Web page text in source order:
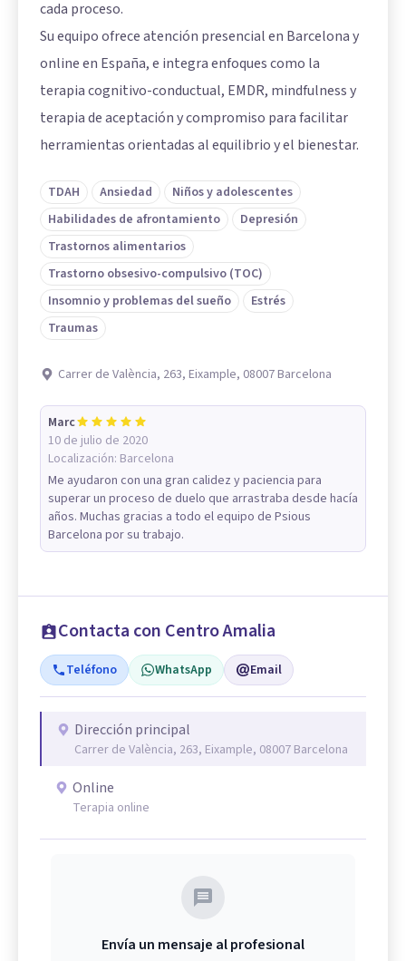
cada proceso.
Su equipo ofrece atención presencial en Barcelona y
online en España, e integra enfoques como la
terapia cognitivo-conductual, EMDR, mindfulness y
terapia de aceptación y compromiso para facilitar
herramientas orientadas al equilibrio y el bienestar.
TDAH Ansiedad
Niños y adolescentes
Habilidades de afrontamiento
Depresión
Trastornos alimentarios
Trastorno obsesivo-compulsivo (TOC)
Insomnio y problemas del sueño
Estrés
Traumas
Carrer de València, 263, Eixample, 08007 Barcelona
Marc
10 de julio de 2020
Localización: Barcelona
Me ayudaron con una gran calidez y paciencia para
superar un proceso de duelo que arrastraba desde hacía
años. Muchas gracias a todo el equipo de Psious
Barcelona por su trabajo.
Contacta con Centro Amalia
Teléfono WhatsApp Email
Dirección principal
Carrer de València, 263, Eixample, 08007 Barcelona
Online
Terapia online
Envía un mensaje al profesional